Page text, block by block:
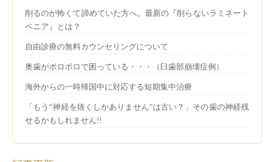
削るのが怖くて諦めていた方へ。最新の『削らないラミネート
ベニア』とは？
自由診療の無料カウンセリングについて
奥歯がボロボロで困っている・・・（臼歯部崩壊症例）
海外からの一時帰国中に対応する短期集中治療
「もう“神経を抜くしかありません”は古い？」その歯の神経残
せるかもしれません!!